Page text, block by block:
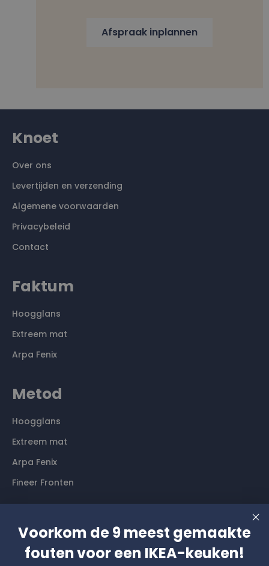
Afspraak inplannen
Knoet
Over ons
Levertijden en verzending
Algemene voorwaarden
Privacybeleid
Contact
Faktum
Hoogglans
Extreem mat
Arpa Fenix
Metod
Hoogglans
Extreem mat
Arpa Fenix
Fineer Fronten
Contact
Langs komen? Graag even een afspraak maken. Dan
Voorkom de 9 meest gemaakte
fouten voor een IKEA-keuken!